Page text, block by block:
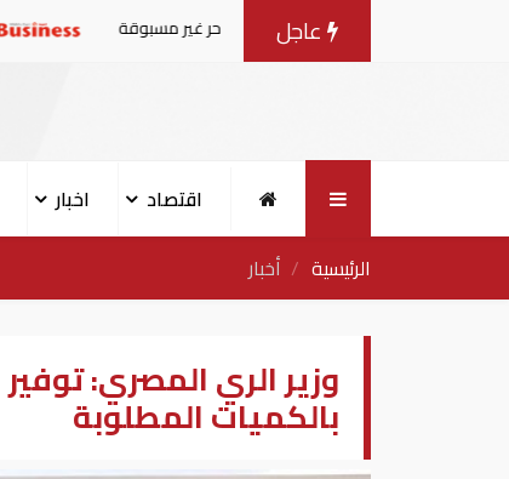
عاجل
تستعد لمواجهة موجة حر غير مسبوقة رئيس
اقتصاد اخبار
الرئيسية
أخبار
وزير الري المصري:
بالكميات المطلوبة